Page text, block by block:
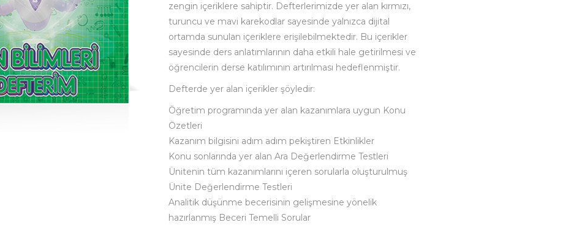
zengin içeriklere sahiptir. Defterlerimizde yer alan kırmızı,
turuncu ve mavi karekodlar sayesinde yalnızca dijital
ortamda sunulan içeriklere erişilebilmektedir. Bu içerikler
sayesinde ders anlatımlarının daha etkili hale getirilmesi ve
öğrencilerin derse katılımının artırılması hedeflenmiştir.
Defterde yer alan içerikler şöyledir:
Öğretim programında yer alan kazanımlara uygun Konu
Özetleri
Kazanım bilgisini adım adım pekiştiren Etkinlikler
Konu sonlarında yer alan Ara Değerlendirme Testleri
Ünitenin tüm kazanımlarını içeren sorularla oluşturulmuş
Ünite Değerlendirme Testleri
Analitik düşünme becerisinin gelişmesine yönelik
hazırlanmış Beceri Temelli Sorular